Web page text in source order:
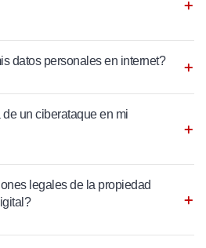
datos personales en internet?
un ciberataque en mi
legales de la propiedad